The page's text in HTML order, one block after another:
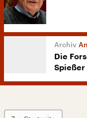
Die
Spießer